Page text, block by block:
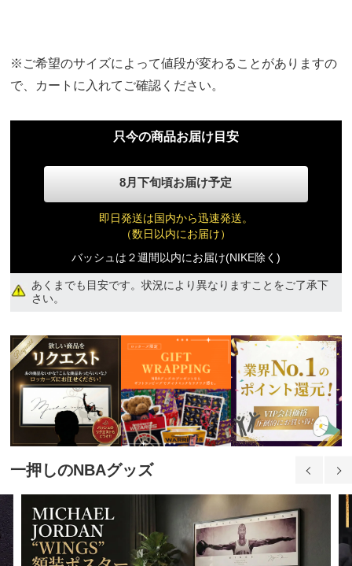
※ご希望のサイズによって値段が変わることがありますの
で、カートに入れてご確認ください。
只今の商品お届け目安
8月下旬頃お届け予定
即日発送は国内から迅速発送。
（数日以内にお届け）
バッシュは２週間以内にお届け(NIKE除く)
あくまでも目安です。状況により異なりますことをご了承下
さい。
一押しのNBAグッズ
24,820円(税込)